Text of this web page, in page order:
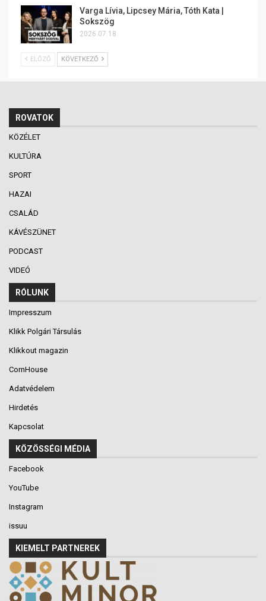
Varga Lívia, Lipcsey Mária, Tóth Kata |
Sokszög
2026.07.18.
ELŐZŐ KÖVETKEZŐ
ROVATOK
KÖZÉLET
KULTÚRA
SPORT
HAZAI
CSALÁD
KÁVÉSZÜNET
PODCAST
VIDEÓ
RÓLUNK
Impresszum
Klikk Polgári Társulás
Klikkout magazin
CornHouse
Adatvédelem
Hirdetés
Kapcsolat
KÖZÖSSÉGI MÉDIA
Facebook
YouTube
Instagram
issuu
KIEMELT PARTNEREK